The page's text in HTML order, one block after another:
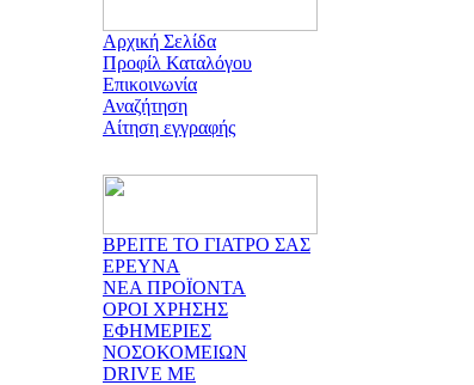
Αρχική Σελίδα
Προφίλ Καταλόγου
Επικοινωνία
Αναζήτηση
Αίτηση εγγραφής
ΒΡΕΙΤΕ ΤΟ ΓΙΑΤΡΟ ΣΑΣ
ΕΡΕΥΝΑ
ΝΕΑ ΠΡΟΪΟΝΤΑ
ΟΡΟΙ ΧΡΗΣΗΣ
ΕΦΗΜΕΡΙΕΣ
ΝΟΣΟΚΟΜΕΙΩΝ
DRIVE ME